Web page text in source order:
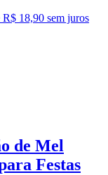
R$ 18,90 sem juros
de Mel
Festas